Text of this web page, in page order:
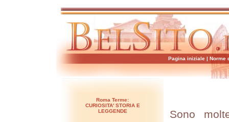
Pagina iniziale | Norme
Roma Terme:
CURIOSITA' STORIA E
LEGGENDE
Sono